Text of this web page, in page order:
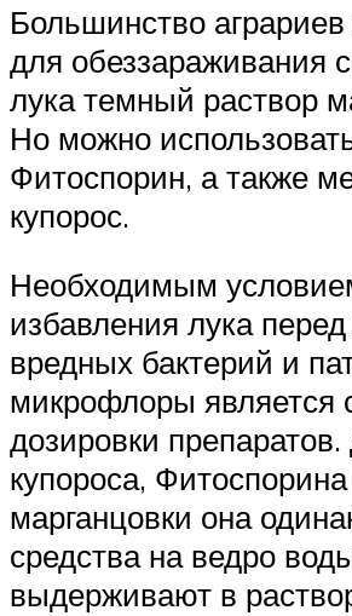
Большинство
для обеззараживания
лука темный раствор
Но можно
Фитоспорин, а также
купорос.
Необходимым
избавления лука
вредных бактерий и
микрофлоры является
дозировки
купороса,
марганцовки она
средства на ведро
выдерживают в